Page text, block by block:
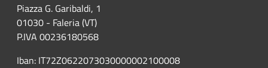
Piazza G. Garibaldi, 1
01030 - Faleria (VT)
P.IVA 00236180568
Iban: IT72Z0622073030000002100008